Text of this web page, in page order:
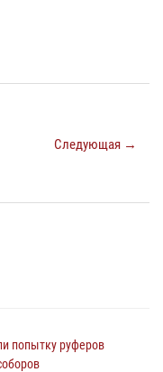
Следующая →
попытку руферов